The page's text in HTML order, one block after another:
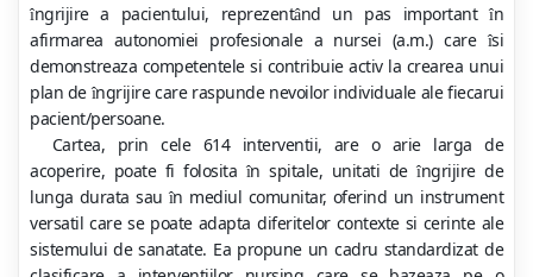
îngrijire a pacientului, reprezentând un pas importantîn
afirmarea autonomiei profesionale a nursei (a.m.) care îsi
demonstreaza competentele si contribuie activ la crearea unui
plan de îngrijire care raspunde nevoilor individuale ale fiecarui
pacient/persoane.
Cartea, prin cele 614 interventii, are o arie larga de
acoperire, poate fi folosita în spitale, unitati de îngrijire de
lunga durata sau în mediul comunitar, oferind un instrument
versatil care se poate adapta diferitelor contexte si cerinte ale
sistemului de sanatate. Ea propune un cadru standardizat de